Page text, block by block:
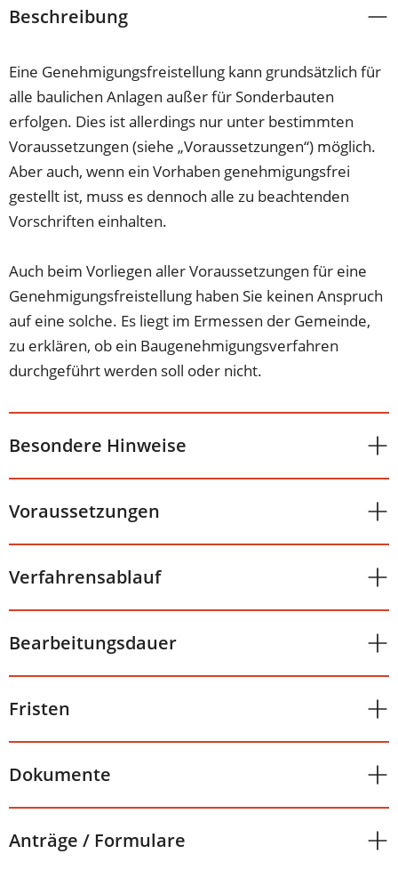
Beschreibung
Eine Genehmigungsfreistellung kann grundsätzlich für
alle baulichen Anlagen außer für Sonderbauten
erfolgen. Dies ist allerdings nur unter bestimmten
Voraussetzungen (siehe „Voraussetzungen“) möglich.
Aber auch, wenn ein Vorhaben genehmigungsfrei
gestellt ist, muss es dennoch alle zu beachtenden
Vorschriften einhalten.
Auch beim Vorliegen aller Voraussetzungen für eine
Genehmigungsfreistellung haben Sie keinen Anspruch
auf eine solche. Es liegt im Ermessen der Gemeinde,
zu erklären, ob ein Baugenehmigungsverfahren
durchgeführt werden soll oder nicht.
Besondere Hinweise
Voraussetzungen
Verfahrensablauf
Bearbeitungsdauer
Fristen
Dokumente
Anträge / Formulare